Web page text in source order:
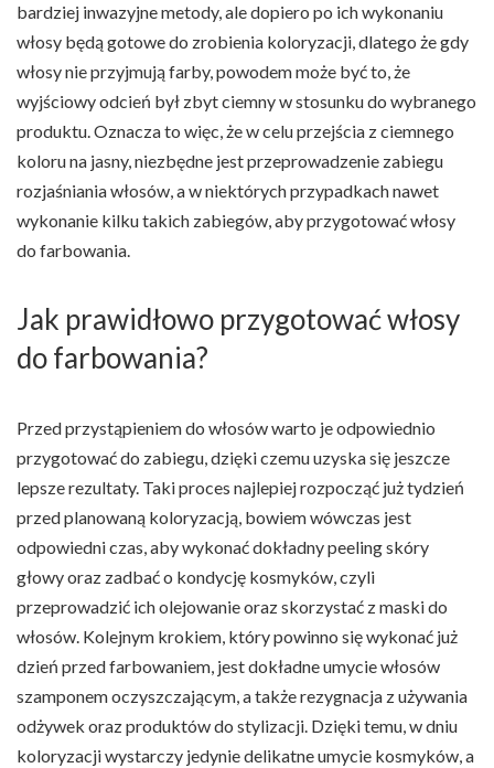
bardziej inwazyjne metody, ale dopiero po ich wykonaniu
włosy będą gotowe do zrobienia koloryzacji, dlatego że gdy
włosy nie przyjmują farby, powodem może być to, że
wyjściowy odcień był zbyt ciemny w stosunku do wybranego
produktu. Oznacza to więc, że w celu przejścia z ciemnego
koloru na jasny, niezbędne jest przeprowadzenie zabiegu
rozjaśniania włosów, a w niektórych przypadkach nawet
wykonanie kilku takich zabiegów, aby przygotować włosy
do farbowania.
Jak prawidłowo przygotować włosy
do farbowania?
Przed przystąpieniem do włosów warto je odpowiednio
przygotować do zabiegu, dzięki czemu uzyska się jeszcze
lepsze rezultaty. Taki proces najlepiej rozpocząć już tydzień
przed planowaną koloryzacją, bowiem wówczas jest
odpowiedni czas, aby wykonać dokładny peeling skóry
głowy oraz zadbać o kondycję kosmyków, czyli
przeprowadzić ich olejowanie oraz skorzystać z maski do
włosów. Kolejnym krokiem, który powinno się wykonać już
dzień przed farbowaniem, jest dokładne umycie włosów
szamponem oczyszczającym, a także rezygnacja z używania
odżywek oraz produktów do stylizacji. Dzięki temu, w dniu
koloryzacji wystarczy jedynie delikatne umycie kosmyków, a